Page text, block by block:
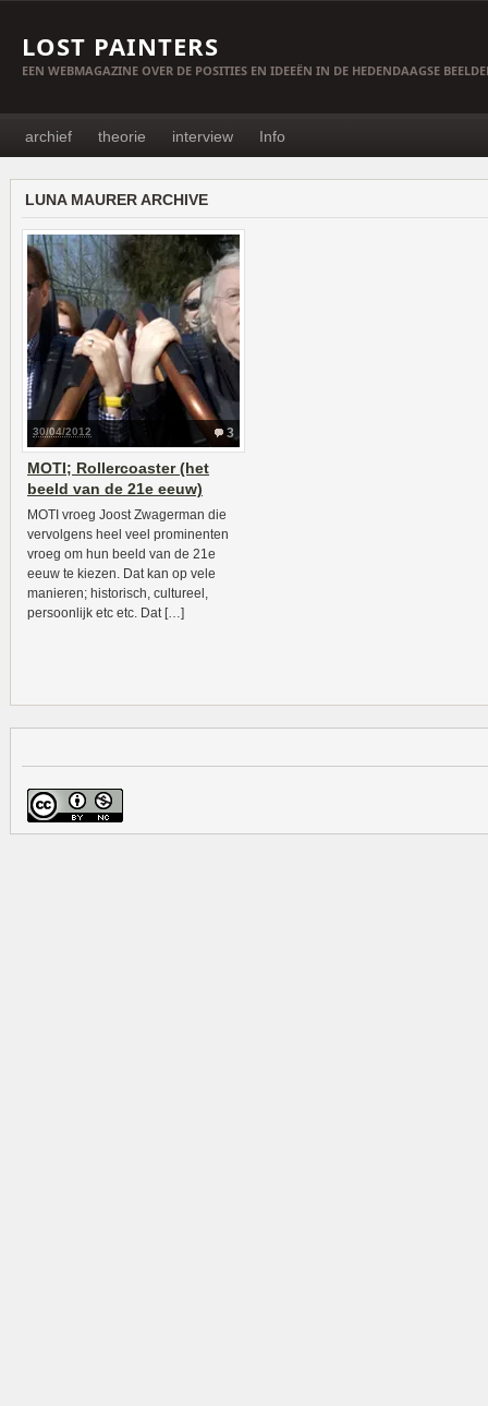
LOST PAINTERS
EEN WEBMAGAZINE OVER DE POSITIES EN IDEEËN IN DE HEDENDAAGSE
archief theorie interview Info
LUNA MAURER ARCHIVE
3
30/04/2012
MOTI; Rollercoaster (het
beeld van de 21e eeuw)
MOTI vroeg Joost Zwagerman die
vervolgens heel veel prominenten
vroeg om hun beeld van de 21e
eeuw te kiezen. Dat kan op vele
manieren; historisch, cultureel,
persoonlijk etc etc. Dat […]